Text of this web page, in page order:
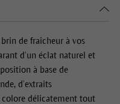
de fraîcheur à vos
d’un éclat naturel et
à base de
d’extraits
colore délicatement tout